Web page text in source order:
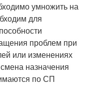
умножить на
для
проблем при
или изменениях
назначения
по СП